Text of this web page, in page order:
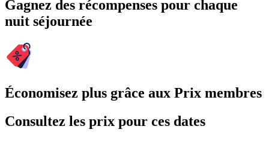
Gagnez des récompenses pour chaque
nuit séjournée
Économisez plus grâce aux Prix membres
Consultez les prix pour ces dates